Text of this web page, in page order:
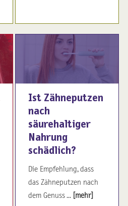
Ist Zähneputzen
nach
säurehaltiger
Nahrung
schädlich?
Die Empfehlung, dass
das Zähneputzen nach
dem Genuss ... [mehr]